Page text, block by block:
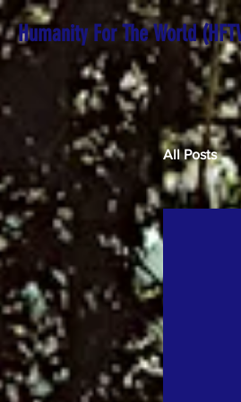
Humanity For The World
All Posts